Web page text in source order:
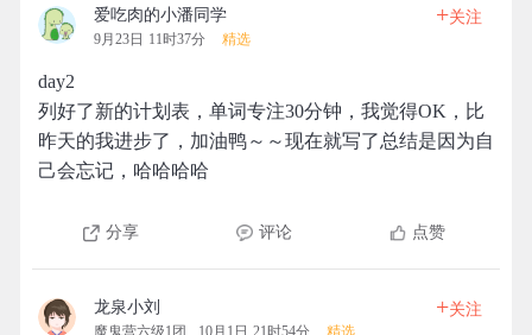
爱吃肉的小潘同学
9月23日 11时37分 精选
+关注
day2
列好了新的计划表，单词专注30分钟，我觉得OK，比
昨天的我进步了，加油鸭～～现在就写了总结是因为自
己会忘记，哈哈哈哈
分享 评论 点赞
龙泉小刘
魔鬼营六级1团 10月1日 21时54分 精选
+关注